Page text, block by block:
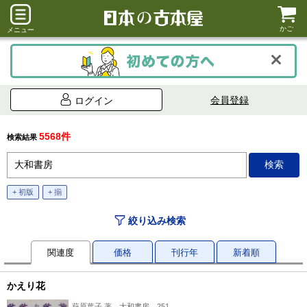
メニュー かご
ログイン 会員登録
検索結果 5568件
+ 初版 + 揃
絞り込み検索
関連度 価格 刊行年 新着順
かえり花